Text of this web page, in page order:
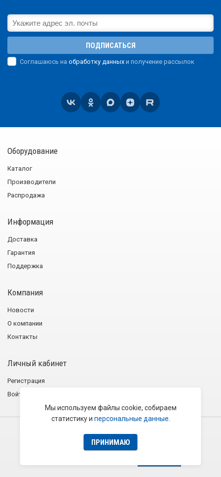
ПОДПИСАТЬСЯ
Соглашаюсь на обработку данных и получение рассылок
Оборудование
Каталог
Производители
Распродажа
Информация
Доставка
Гарантия
Поддержка
Компания
Новости
О компании
Контакты
Личный кабинет
Регистрация
Войти
2001−2026 © Группа компаний «Эликс»
Политика конфиденциальности
Пользовательское соглашение
Мы используем файлы cookie, собираем
статистику и персональные данные
ПРИНИМАЮ